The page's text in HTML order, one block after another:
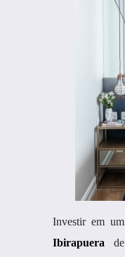
Investir em um
Ibirapuera